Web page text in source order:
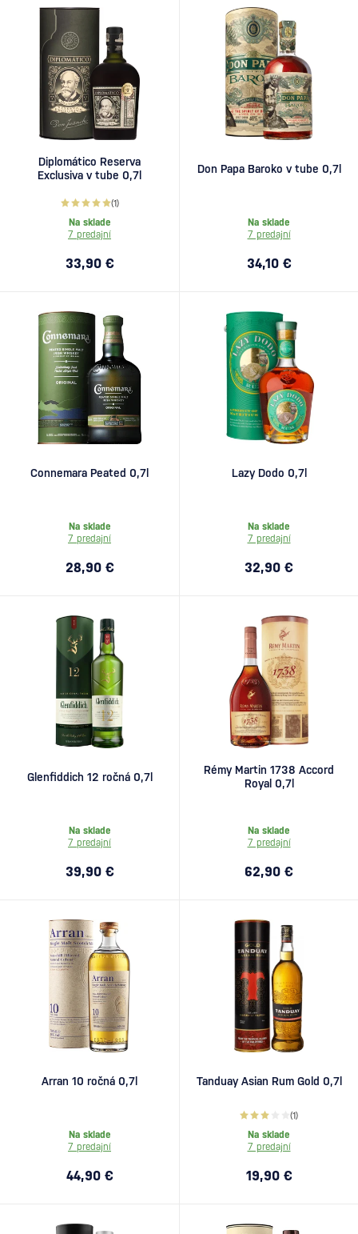
Diplomático Reserva
Exclusiva v tube 0,7l
(1)
Na sklade
7 predajní
33,90 €
Don Papa Baroko v tube 0,7l
Na sklade
7 predajní
34,10 €
Connemara Peated 0,7l
Na sklade
7 predajní
28,90 €
Lazy Dodo 0,7l
Na sklade
7 predajní
32,90 €
Glenfiddich 12 ročná 0,7l
Na sklade
7 predajní
39,90 €
Rémy Martin 1738 Accord
Royal 0,7l
Na sklade
7 predajní
62,90 €
Arran 10 ročná 0,7l
Na sklade
7 predajní
44,90 €
Tanduay Asian Rum Gold 0,7l
(1)
Na sklade
7 predajní
19,90 €